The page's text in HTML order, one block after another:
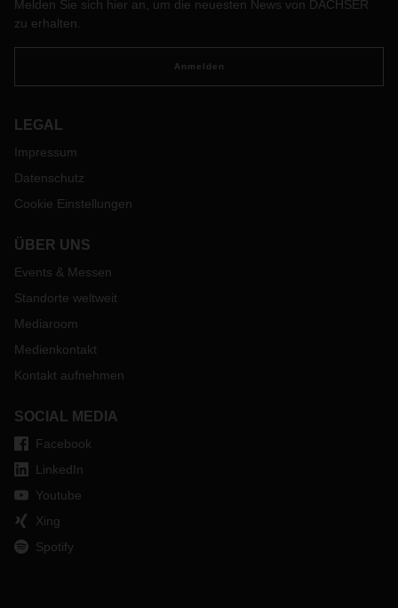
Melden Sie sich hier an, um die neuesten News von DACHSER
zu erhalten.
Anmelden
LEGAL
Impressum
Datenschutz
Cookie Einstellungen
ÜBER UNS
Events & Messen
Standorte weltweit
Mediaroom
Medienkontakt
Kontakt aufnehmen
SOCIAL MEDIA
Facebook
LinkedIn
Youtube
Xing
Spotify